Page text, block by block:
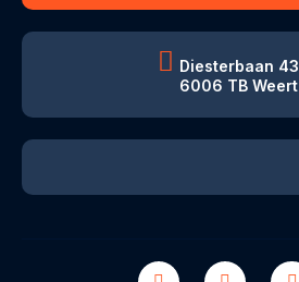
Diesterbaan 43
6006 TB Weert